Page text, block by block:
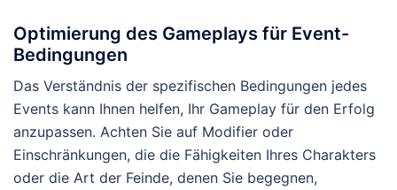
Optimierung des Gameplays für Event-
Bedingungen
Das Verständnis der spezifischen Bedingungen jedes
Events kann Ihnen helfen, Ihr Gameplay für den Erfolg
anzupassen. Achten Sie auf Modifier oder
Einschränkungen, die die Fähigkeiten Ihres Charakters
oder die Art der Feinde, denen Sie begegnen,